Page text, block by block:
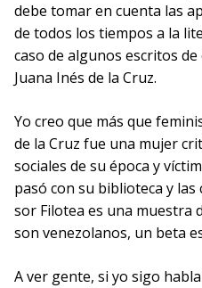
debe tomar en cuenta las
de todos los tiempos a la
caso de algunos escritos
Juana Inés de la Cruz.
Yo creo que más que
de la Cruz fue una mujer
sociales de su época y
pasó con su biblioteca y las
sor Filotea es una muestra
son venezolanos, un beta
A ver gente, si yo sigo